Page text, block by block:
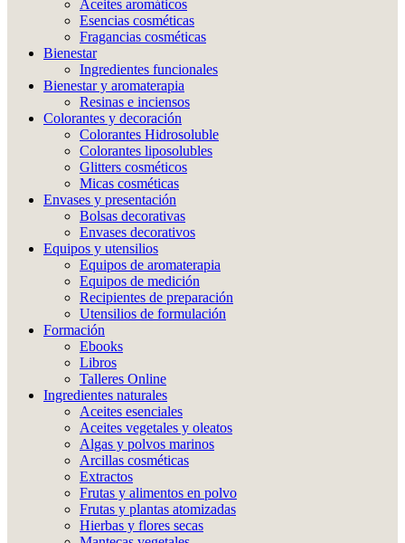
Aceites aromáticos
Esencias cosméticas
Fragancias cosméticas
Bienestar
Ingredientes funcionales
Bienestar y aromaterapia
Resinas e inciensos
Colorantes y decoración
Colorantes Hidrosoluble
Colorantes liposolubles
Glitters cosméticos
Micas cosméticas
Envases y presentación
Bolsas decorativas
Envases decorativos
Equipos y utensilios
Equipos de aromaterapia
Equipos de medición
Recipientes de preparación
Utensilios de formulación
Formación
Ebooks
Libros
Talleres Online
Ingredientes naturales
Aceites esenciales
Aceites vegetales y oleatos
Algas y polvos marinos
Arcillas cosméticas
Extractos
Frutas y alimentos en polvo
Frutas y plantas atomizadas
Hierbas y flores secas